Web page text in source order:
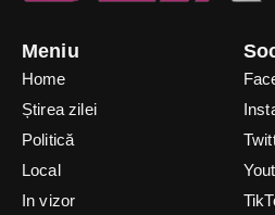
Meniu
Home
Știrea zilei
Politică
Local
In vizor